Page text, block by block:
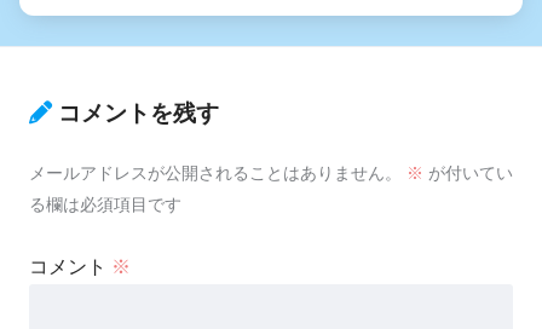
コメントを残す
メールアドレスが公開されることはありません。 ※ が付いてい
る欄は必須項目です
コメント ※